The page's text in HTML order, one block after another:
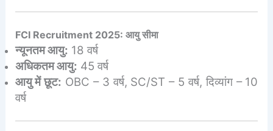
FCI Recruitment 2025: आयु सीमा
न्यूनतम आयु: 18 वर्ष
अधिकतम आयु: 45 वर्ष
आयु में छूट: OBC – 3 वर्ष, SC/ST – 5 वर्ष, दिव्यांग – 10
वर्ष